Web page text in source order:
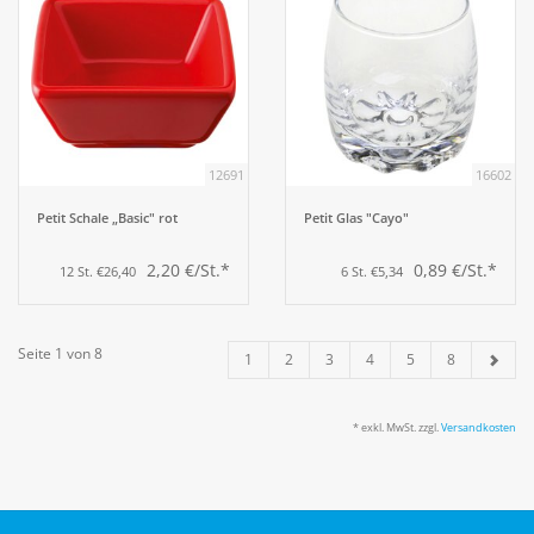
12691
Petit Schale „Basic" rot
12 St. €26,40 2,20 €/St.*
16602
Petit Glas "Cayo"
6 St. €5,34 0,89 €/St.*
Seite 1 von 8 1 2 3 4 5 8
* exkl. MwSt. zzgl.Versandkosten